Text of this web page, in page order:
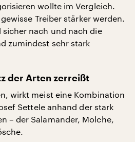
wollte im Vergleich.
Treiber stärker werden.
nach und nach die
zumindest sehr stark
der Arten zerreißt
wirkt meist eine Kombination
Settele anhand der stark
– der Salamander, Molche,